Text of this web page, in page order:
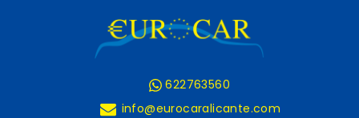
622763560
info@eurocaralicante.com